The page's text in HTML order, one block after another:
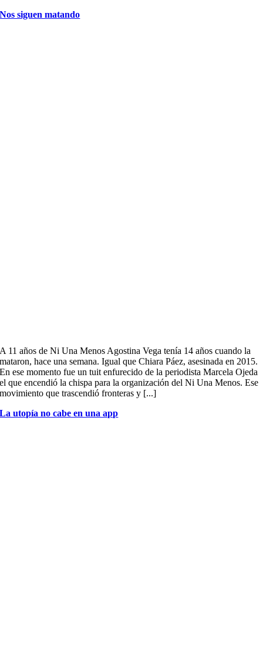
Nos siguen matando
A 11 años de Ni Una Menos Agostina Vega tenía 14 años cuando la
mataron, hace una semana. Igual que Chiara Páez, asesinada en 2015.
En ese momento fue un tuit enfurecido de la periodista Marcela Ojeda
el que encendió la chispa para la organización del Ni Una Menos. Ese
movimiento que trascendió fronteras y [...]
La utopía no cabe en una app